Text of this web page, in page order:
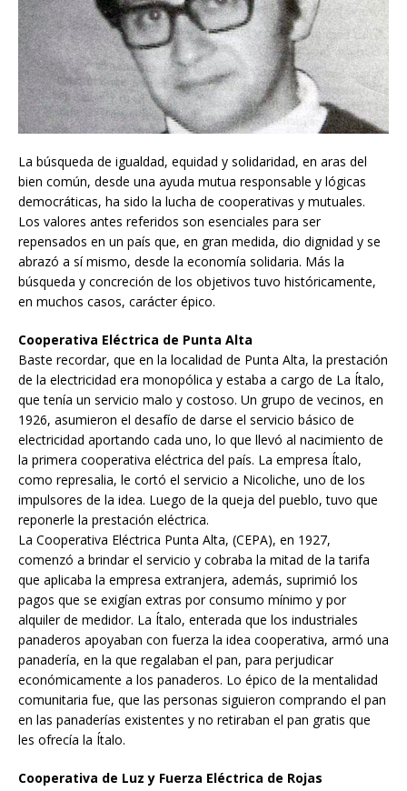
La búsqueda de igualdad, equidad y solidaridad, en aras del
bien común, desde una ayuda mutua responsable y lógicas
democráticas, ha sido la lucha de cooperativas y mutuales.
Los valores antes referidos son esenciales para ser
repensados en un país que, en gran medida, dio dignidad y se
abrazó a sí mismo, desde la economía solidaria. Más la
búsqueda y concreción de los objetivos tuvo históricamente,
en muchos casos, carácter épico.
Cooperativa Eléctrica de Punta Alta
Baste recordar, que en la localidad de Punta Alta, la prestación
de la electricidad era monopólica y estaba a cargo de La Ítalo,
que tenía un servicio malo y costoso. Un grupo de vecinos, en
1926, asumieron el desafío de darse el servicio básico de
electricidad aportando cada uno, lo que llevó al nacimiento de
la primera cooperativa eléctrica del país. La empresa Ítalo,
como represalia, le cortó el servicio a Nicoliche, uno de los
impulsores de la idea. Luego de la queja del pueblo, tuvo que
reponerle la prestación eléctrica.
La Cooperativa Eléctrica Punta Alta, (CEPA), en 1927,
comenzó a brindar el servicio y cobraba la mitad de la tarifa
que aplicaba la empresa extranjera, además, suprimió los
pagos que se exigían extras por consumo mínimo y por
alquiler de medidor. La Ítalo, enterada que los industriales
panaderos apoyaban con fuerza la idea cooperativa, armó una
panadería, en la que regalaban el pan, para perjudicar
económicamente a los panaderos. Lo épico de la mentalidad
comunitaria fue, que las personas siguieron comprando el pan
en las panaderías existentes y no retiraban el pan gratis que
les ofrecía la Ítalo.
Cooperativa de Luz y Fuerza Eléctrica de Rojas